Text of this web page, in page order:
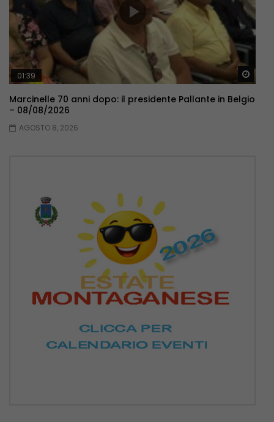
01:39
Marcinelle 70 anni dopo: il presidente Pallante in Belgio
– 08/08/2026
AGOSTO 8, 2026